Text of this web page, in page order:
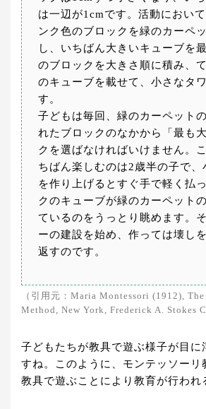
は一辺が1cmです。活動におい
ンク色のブロックを緑のカーペ
し、いちばん大きいキューブを
のブロックを大きさ順に積み、
のキューブを載せて、小さなタ
す。
子どもは毎回、緑のカーペット
れたブロックのなかから「最も
クを選ばなければいけません。
ちばん楽しむのは2歳半の子で、
を作り上げるとすぐ手で軽く払
クのキューブが緑のカーペット
ているのをうっとり眺めます。
ーの建設を始め、作っては壊し
返すのです。
（引用元：Maria Montessori (1912),
Method, New York, Frederick A. Stokes
子どもたちが教具で遊ぶ様子が目に
すね。このように、モンテッソーリ
教具で遊ぶことにより教育が行われ